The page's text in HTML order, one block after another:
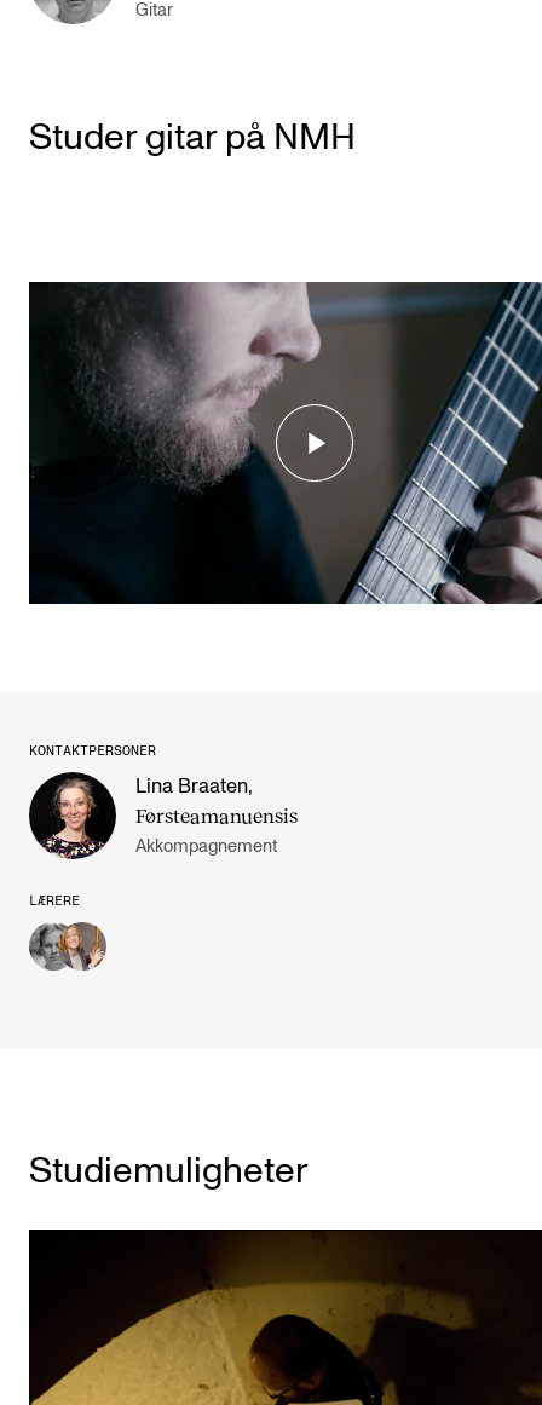
Gitar
Studer gitar på NMH
KONTAKTPERSONER
Lina Braaten,
Førsteamanuensis
Akkompagnement
LÆRERE
Studiemuligheter